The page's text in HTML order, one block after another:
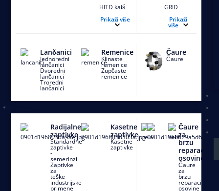
HITD kaiš
Zupčasti
Zupčasti
kaiš, T
profil
STD kaiš
Uskoprofilno
klinasto
Prikaži više
GRID
spojnica
Kandžaste
kardanske
spojnice
Zupčaste
spojnice
Prikaži
više
Lančanici
Jednoredni
lančanici
Dvoredni
lančanici
Troredni
lančanici
Remenice
Klinaste
remenice
Zupčaste
remenice
Čaure
Čaure
Radijalne
zaptivke
Standardne
zaptivke
-
semerinzi
Zaptivke
za
teške
industrijske
primene
Kasetne
zaptivke
Kasetne
zaptivke
Čaure
za
brzu
reparaciju
osovine
Čaure
za
brzu
reparaciju
osovine